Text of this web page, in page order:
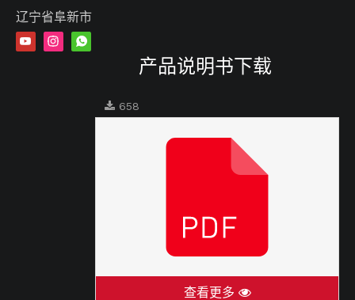
辽宁省阜新市
产品说明书下载
658
查看更多